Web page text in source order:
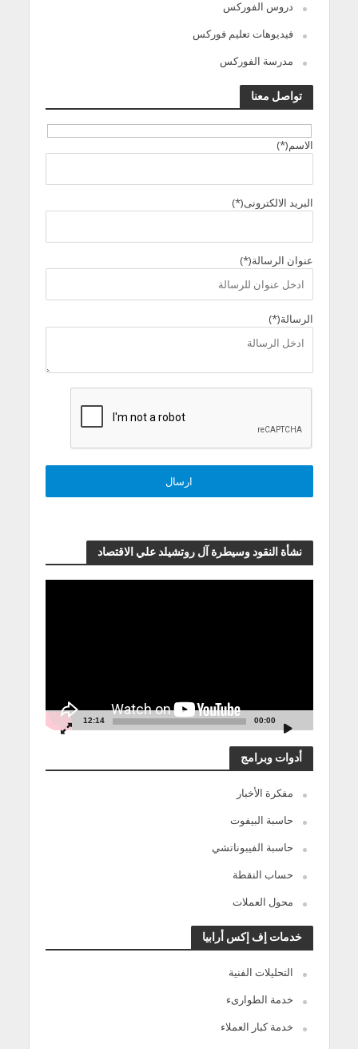
دروس الفوركس
فيديوهات تعليم فوركس
مدرسة الفوركس
تواصل معنا
الاسم(*)
البريد الالكترونى(*)
عنوان الرسالة(*)
الرسالة(*)
نشأة النقود وسيطرة آل روتشيلد علي الاقتصاد
00:00
12:14
أدوات وبرامج
مفكرة الأخبار
حاسبة البيفوت
حاسبة الفيبوناتشي
حساب النقطة
محول العملات
خدمات إف إكس أرابيا
التحليلات الفنية
خدمة الطوارىء
خدمة كبار العملاء